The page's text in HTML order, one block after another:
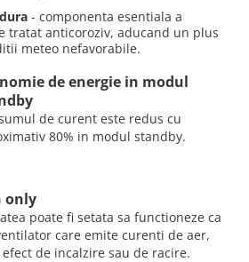
- componenta esentiala a
tratat anticoroziv, aducand un plus
meteo nefavorabile.
de energie in modul
de curent este redus cu
80% in modul standby.
only
poate fi setata sa functioneze ca
care emite curenti de aer,
de incalzire sau de racire.